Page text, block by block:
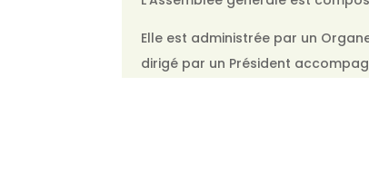
Elle est administrée par un
dirigé par un Président